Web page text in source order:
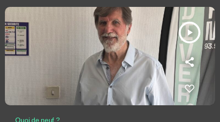
play_arrow
Quoi de neuf ?